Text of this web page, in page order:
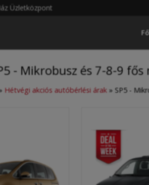
Üzletközpont
- Mikrobusz és 7-8-9
Hétvégi akciós autóbérlési árak » SP5 -